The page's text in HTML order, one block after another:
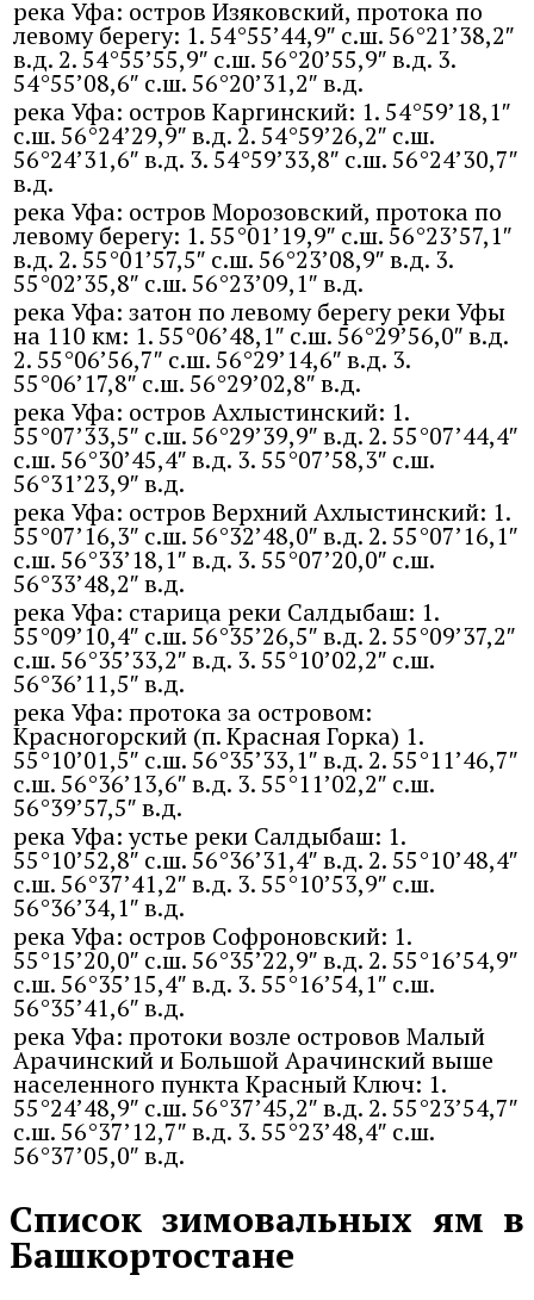
река Уфа: остров Изяковский, протока по
левому берегу: 1. 54°55’44,9″ с.ш. 56°21’38,2″
в.д. 2. 54°55’55,9″ с.ш. 56°20’55,9″ в.д. 3.
54°55’08,6″ с.ш. 56°20’31,2″ в.д.
река Уфа: остров Каргинский: 1. 54°59’18,1″
с.ш. 56°24’29,9″ в.д. 2. 54°59’26,2″ с.ш.
56°24’31,6″ в.д. 3. 54°59’33,8″ с.ш. 56°24’30,7″
в.д.
река Уфа: остров Морозовский, протока по
левому берегу: 1. 55°01’19,9″ с.ш. 56°23’57,1″
в.д. 2. 55°01’57,5″ с.ш. 56°23’08,9″ в.д. 3.
55°02’35,8″ с.ш. 56°23’09,1″ в.д.
река Уфа: затон по левому берегу реки Уфы
на 110 км: 1. 55°06’48,1″ с.ш. 56°29’56,0″ в.д.
2. 55°06’56,7″ с.ш. 56°29’14,6″ в.д. 3.
55°06’17,8″ с.ш. 56°29’02,8″ в.д.
река Уфа: остров Ахлыстинский: 1.
55°07’33,5″ с.ш. 56°29’39,9″ в.д. 2. 55°07’44,4″
с.ш. 56°30’45,4″ в.д. 3. 55°07’58,3″ с.ш.
56°31’23,9″ в.д.
река Уфа: остров Верхний Ахлыстинский: 1.
55°07’16,3″ с.ш. 56°32’48,0″ в.д. 2. 55°07’16,1″
с.ш. 56°33’18,1″ в.д. 3. 55°07’20,0″ с.ш.
56°33’48,2″ в.д.
река Уфа: старица реки Салдыбаш: 1.
55°09’10,4″ с.ш. 56°35’26,5″ в.д. 2. 55°09’37,2″
с.ш. 56°35’33,2″ в.д. 3. 55°10’02,2″ с.ш.
56°36’11,5″ в.д.
река Уфа: протока за островом:
Красногорский (п. Красная Горка) 1.
55°10’01,5″ с.ш. 56°35’33,1″ в.д. 2. 55°11’46,7″
с.ш. 56°36’13,6″ в.д. 3. 55°11’02,2″ с.ш.
56°39’57,5″ в.д.
река Уфа: устье реки Салдыбаш: 1.
55°10’52,8″ с.ш. 56°36’31,4″ в.д. 2. 55°10’48,4″
с.ш. 56°37’41,2″ в.д. 3. 55°10’53,9″ с.ш.
56°36’34,1″ в.д.
река Уфа: остров Софроновский: 1.
55°15’20,0″ с.ш. 56°35’22,9″ в.д. 2. 55°16’54,9″
с.ш. 56°35’15,4″ в.д. 3. 55°16’54,1″ с.ш.
56°35’41,6″ в.д.
река Уфа: протоки возле островов Малый
Арачинский и Большой Арачинский выше
населенного пункта Красный Ключ: 1.
55°24’48,9″ с.ш. 56°37’45,2″ в.д. 2. 55°23’54,7″
с.ш. 56°37’12,7″ в.д. 3. 55°23’48,4″ с.ш.
56°37’05,0″ в.д.
Список зимовальных ям в
Башкортостане